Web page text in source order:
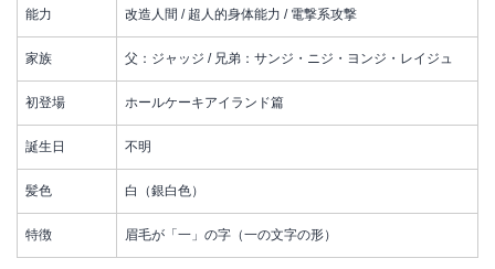
能力 改造人間 / 超人的身体能力 / 電撃系攻撃
家族 父：ジャッジ / 兄弟：サンジ・ニジ・ヨンジ・レイジュ
初登場 ホールケーキアイランド篇
誕生日 不明
髪色 白（銀白色）
特徴 眉毛が「一」の字（一の文字の形）